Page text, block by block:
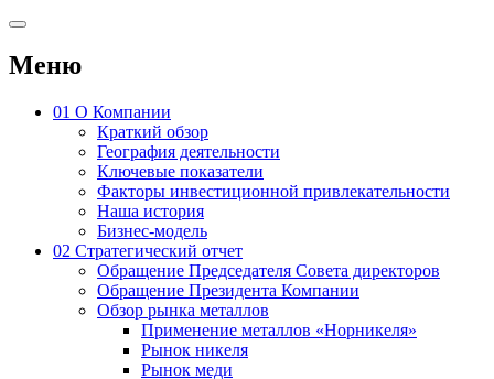
Меню
01 О Компании
Краткий обзор
География деятельности
Ключевые показатели
Факторы инвестиционной привлекательности
Наша история
Бизнес-модель
02 Стратегический отчет
Обращение Председателя Совета директоров
Обращение Президента Компании
Обзор рынка металлов
Применение металлов «Норникеля»
Рынок никеля
Рынок меди